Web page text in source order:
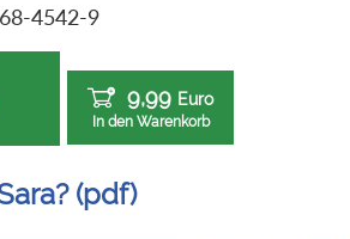
4542-9
9,99 Euro
In den Warenkorb
(pdf)